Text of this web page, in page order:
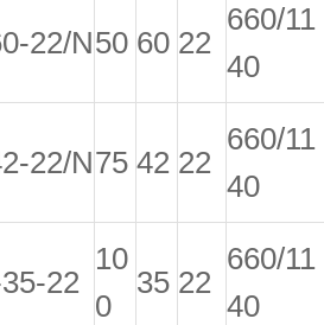
22/N50 60 22
660/11
40
22/N75 42 22
660/11
40
22
10
0
35 22
660/11
40